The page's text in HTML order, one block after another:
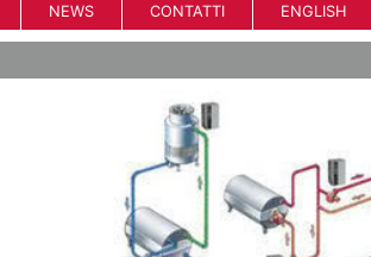
NEWS CONTATTI ENGLISH